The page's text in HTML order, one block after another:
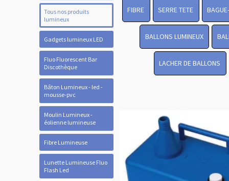
Tous nos produits
lumineux
Gadgets lumineux LED
Fluo Fluorescent Bar
Discothèque
Bâton Lumineux - led -
mousse-pvc
Moulin Lumineux -
éolienne lumineuse
Fibre Lumineuse
Lunette Lumineuse Fluo
Flash Led
FIBRE SERRE TETE
BALLONS LUMINEUX
LACHER DE BALLONS